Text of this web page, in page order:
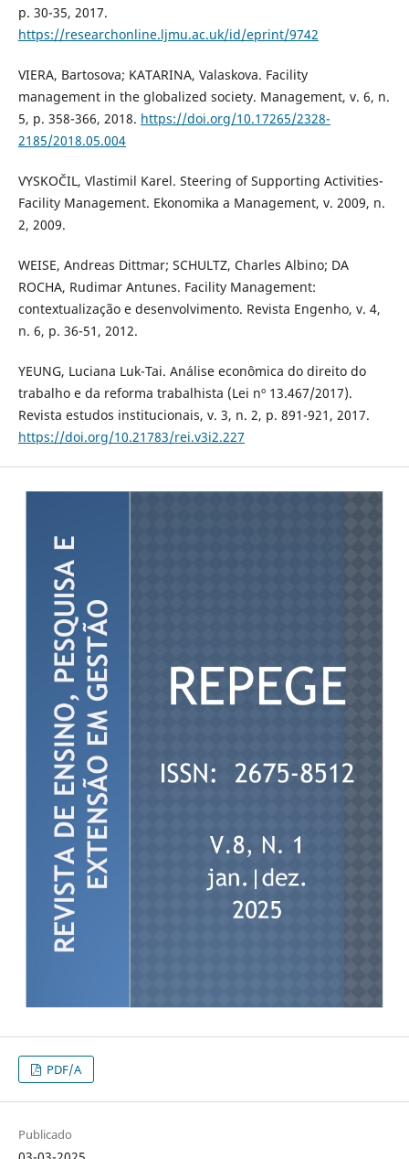
p. 30-35, 2017.
https://researchonline.ljmu.ac.uk/id/eprint/9742
VIERA, Bartosova; KATARINA, Valaskova. Facility
management in the globalized society. Management, v. 6, n.
5, p. 358-366, 2018. https://doi.org/10.17265/2328-
2185/2018.05.004
VYSKOČIL, Vlastimil Karel. Steering of Supporting Activities-
Facility Management. Ekonomika a Management, v. 2009, n.
2, 2009.
WEISE, Andreas Dittmar; SCHULTZ, Charles Albino; DA
ROCHA, Rudimar Antunes. Facility Management:
contextualização e desenvolvimento. Revista Engenho, v. 4,
n. 6, p. 36-51, 2012.
YEUNG, Luciana Luk-Tai. Análise econômica do direito do
trabalho e da reforma trabalhista (Lei nº 13.467/2017).
Revista estudos institucionais, v. 3, n. 2, p. 891-921, 2017.
https://doi.org/10.21783/rei.v3i2.227
PDF/A
Publicado